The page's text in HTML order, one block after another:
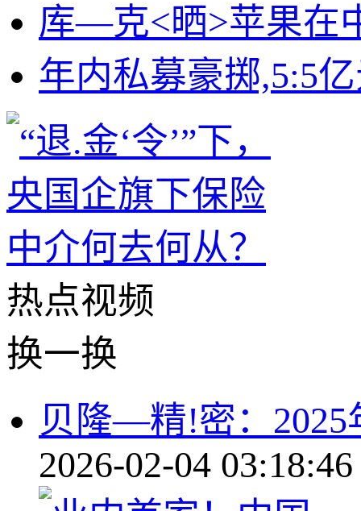
库—克<晒>苹果在
年内私募豪掷,5:5
热点视频
换一换
贝隆—精!密：2025
2026-02-04 03:18:46